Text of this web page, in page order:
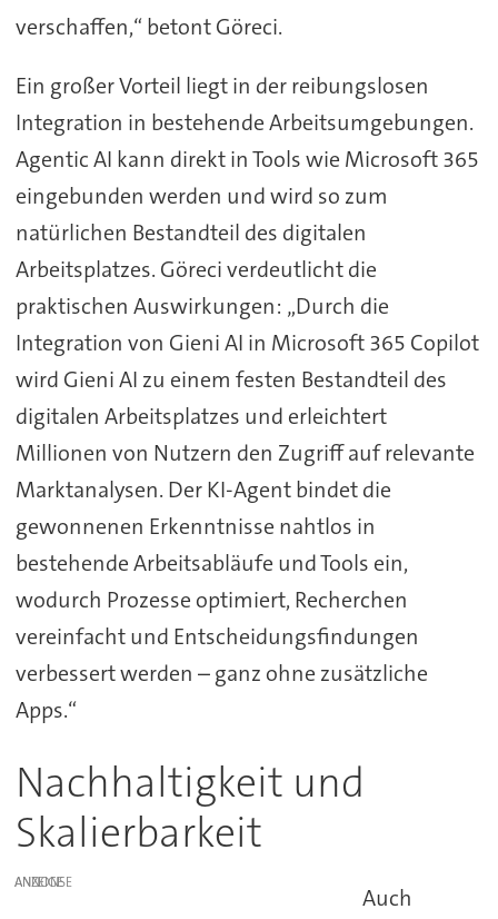
verschaffen,“ betont Göreci.
Ein großer Vorteil liegt in der reibungslosen
Integration in bestehende Arbeitsumgebungen.
Agentic AI kann direkt in Tools wie Microsoft 365
eingebunden werden und wird so zum
natürlichen Bestandteil des digitalen
Arbeitsplatzes. Göreci verdeutlicht die
praktischen Auswirkungen: „Durch die
Integration von Gieni AI in Microsoft 365 Copilot
wird Gieni AI zu einem festen Bestandteil des
digitalen Arbeitsplatzes und erleichtert
Millionen von Nutzern den Zugriff auf relevante
Marktanalysen. Der KI-Agent bindet die
gewonnenen Erkenntnisse nahtlos in
bestehende Arbeitsabläufe und Tools ein,
wodurch Prozesse optimiert, Recherchen
vereinfacht und Entscheidungsfindungen
verbessert werden – ganz ohne zusätzliche
Apps.“
Nachhaltigkeit und
Skalierbarkeit
ANZEIGE
Auch